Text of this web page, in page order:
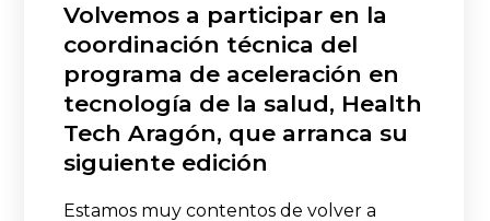
Volvemos a participar en la
coordinación técnica del
programa de aceleración en
tecnología de la salud, Health
Tech Aragón, que arranca su
siguiente edición
Estamos muy contentos de volver a